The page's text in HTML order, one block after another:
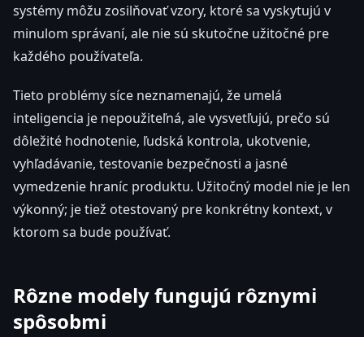
systémy môžu zosilňovať vzory, ktoré sa vyskytujú v
minulom správaní, ale nie sú skutočne užitočné pre
každého používateľa.
Tieto problémy síce neznamenajú, že umelá
inteligencia je nepoužiteľná, ale vysvetľujú, prečo sú
dôležité hodnotenie, ľudská kontrola, ukotvenie,
vyhľadávanie, testovanie bezpečnosti a jasné
vymedzenie hraníc produktu. Užitočný model nie je len
výkonný; je tiež otestovaný pre konkrétny kontext, v
ktorom sa bude používať.
Rôzne modely fungujú rôznymi
spôsobmi